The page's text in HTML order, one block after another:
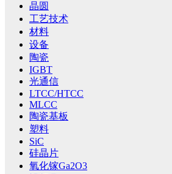
晶圆
工艺技术
材料
设备
陶瓷
IGBT
光通信
LTCC/HTCC
MLCC
陶瓷基板
塑料
SiC
硅晶片
氧化镓Ga2O3